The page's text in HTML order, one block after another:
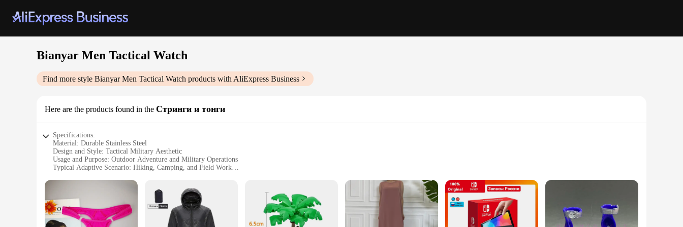
Bianyar Men Tactical Watch
Find more style Bianyar Men Tactical Watch products with AliExpress Business
Here are the products found in the Стринги и тонги
Specifications:
Material: Durable Stainless Steel
Design and Style: Tactical Military Aesthetic
Usage and Purpose: Outdoor Adventure and Military Operations
Typical Adaptive Scenario: Hiking, Camping, and Field Work
Performance and Property: Water-Resistant, Shock-Resistant, and Night-Readable
Features:
|Vendors|
**Unmatched Reliability and Precision**